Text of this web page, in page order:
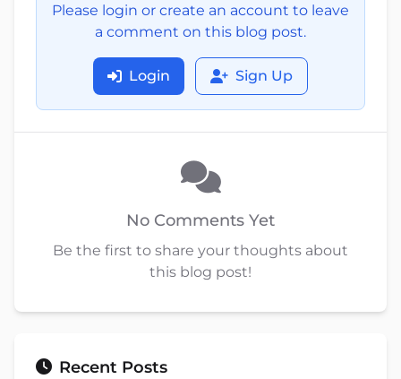
Please login or create an account to leave
a comment on this blog post.
Login Sign Up
No Comments Yet
Be the first to share your thoughts about
this blog post!
Recent Posts